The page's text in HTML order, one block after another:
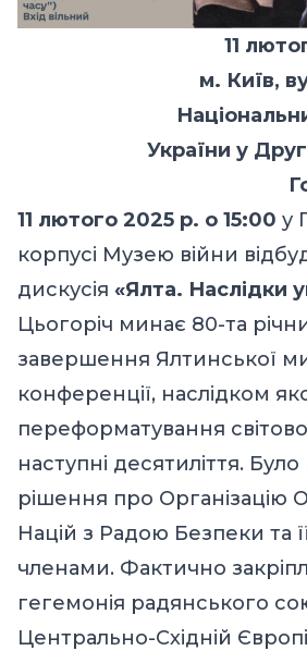
11
м. Київ,
України у
11 лютого 2025 р. о 15:00 у
корпусі Музею війни
дискусія «Ялта. Наслідки
Цьогоріч минає 80-та
завершення Ялтинської
конференції, наслідком
переформатування
наступні десятиліття.
рішення про Організацію
Націй з Радою Безпеки та
членами. Фактично
гегемонія радянського
Центрально-Східній